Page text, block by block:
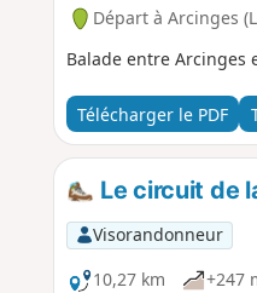
Départ à Arcinges
Balade entre Arcinges
Télécharger le PDF
Le circuit de
Visorandonneur
10,27 km
+247